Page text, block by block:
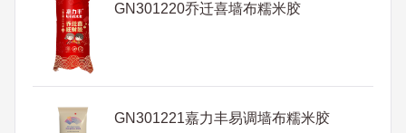
GN301220乔迁喜墙布糯米胶
GN301221嘉力丰易调墙布糯米胶